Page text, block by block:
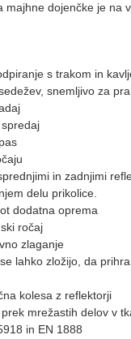
majhne dojenčke je na
s trakom in
snemljivo za
in zadnjimi
delu prikolice.
dodatna oprema
ročaj
zlaganje
lahko zložijo, da
kolesa z reflektorji
mrežastih delov v
in EN 1888